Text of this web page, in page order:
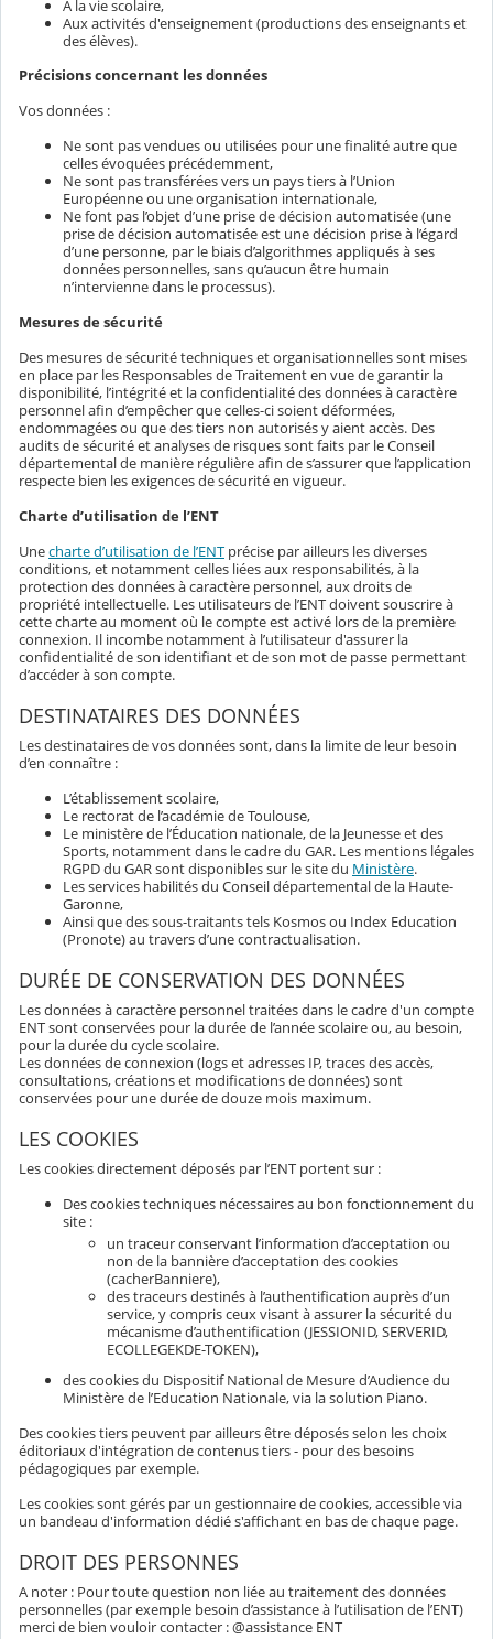
A la vie scolaire,
Aux activités d'enseignement (productions des enseignants et
des élèves).
Précisions concernant les données
Vos données :
Ne sont pas vendues ou utilisées pour une finalité autre que
celles évoquées précédemment,
Ne sont pas transférées vers un pays tiers à l’Union
Européenne ou une organisation internationale,
Ne font pas l’objet d’une prise de décision automatisée (une
prise de décision automatisée est une décision prise à l’égard
d’une personne, par le biais d’algorithmes appliqués à ses
données personnelles, sans qu’aucun être humain
n’intervienne dans le processus).
Mesures de sécurité
Des mesures de sécurité techniques et organisationnelles sont mises
en place par les Responsables de Traitement en vue de garantir la
disponibilité, l’intégrité et la confidentialité des données à caractère
personnel afin d’empêcher que celles-ci soient déformées,
endommagées ou que des tiers non autorisés y aient accès. Des
audits de sécurité et analyses de risques sont faits par le Conseil
départemental de manière régulière afin de s’assurer que l’application
respecte bien les exigences de sécurité en vigueur.
Charte d’utilisation de l’ENT
Unecharte d’utilisation de l’ENT précise par ailleurs les diverses
conditions, et notamment celles liées aux responsabilités, à la
protection des données à caractère personnel, aux droits de
propriété intellectuelle. Les utilisateurs de l’ENT doivent souscrire à
cette charte au moment où le compte est activé lors de la première
connexion. Il incombe notamment à l’utilisateur d'assurer la
confidentialité de son identifiant et de son mot de passe permettant
d’accéder à son compte.
DESTINATAIRES DES DONNÉES
Les destinataires de vos données sont, dans la limite de leur besoin
d’en connaître :
L’établissement scolaire,
Le rectorat de l’académie de Toulouse,
Le ministère de l’Éducation nationale, de la Jeunesse et des
Sports, notamment dans le cadre du GAR. Les mentions légales
RGPD du GAR sont disponibles sur le site du Ministère.
Les services habilités du Conseil départemental de la Haute-
Garonne,
Ainsi que des sous-traitants tels Kosmos ou Index Education
(Pronote) au travers d’une contractualisation.
DURÉE DE CONSERVATION DES DONNÉES
Les données à caractère personnel traitées dans le cadre d'un compte
ENT sont conservées pour la durée de l’année scolaire ou, au besoin,
pour la durée du cycle scolaire.
Les données de connexion (logs et adresses IP, traces des accès,
consultations, créations et modifications de données) sont
conservées pour une durée de douze mois maximum.
LES COOKIES
Les cookies directement déposés par l’ENT portent sur :
Des cookies techniques nécessaires au bon fonctionnement du
site :
un traceur conservant l’information d’acceptation ou
non de la bannière d’acceptation des cookies
(cacherBanniere),
des traceurs destinés à l’authentification auprès d’un
service, y compris ceux visant à assurer la sécurité du
mécanisme d’authentification (JESSIONID, SERVERID,
ECOLLEGEKDE-TOKEN),
des cookies du Dispositif National de Mesure d’Audience du
Ministère de l’Education Nationale, via la solution Piano.
Des cookies tiers peuvent par ailleurs être déposés selon les choix
éditoriaux d'intégration de contenus tiers - pour des besoins
pédagogiques par exemple.
Les cookies sont gérés par un gestionnaire de cookies, accessible via
un bandeau d'information dédié s'affichant en bas de chaque page.
DROIT DES PERSONNES
A noter : Pour toute question non liée au traitement des données
personnelles (par exemple besoin d’assistance à l’utilisation de l’ENT)
merci de bien vouloir contacter : @assistance ENT